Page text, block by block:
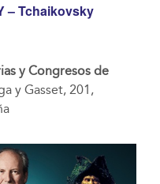
– Tchaikovsky
y Congresos de
y Gasset, 201,